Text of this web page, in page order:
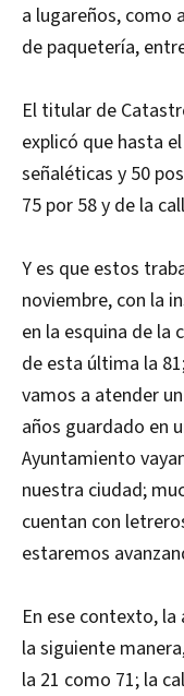
a lugareños, como
de paquetería,
El titular de
explicó que hasta
señaléticas y 50
75 por 58 y de la
Y es que estos
noviembre, con la
en la esquina de la
de esta última la
vamos a atender
años guardado en
Ayuntamiento
nuestra ciudad;
cuentan con
estaremos
En ese contexto,
la siguiente
la 21 como 71; la